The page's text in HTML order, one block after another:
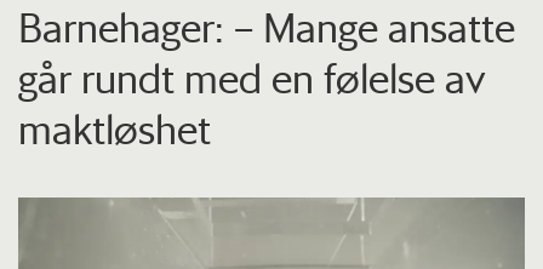
Barnehager: – Mange ansatte
går rundt med en følelse av
maktløshet